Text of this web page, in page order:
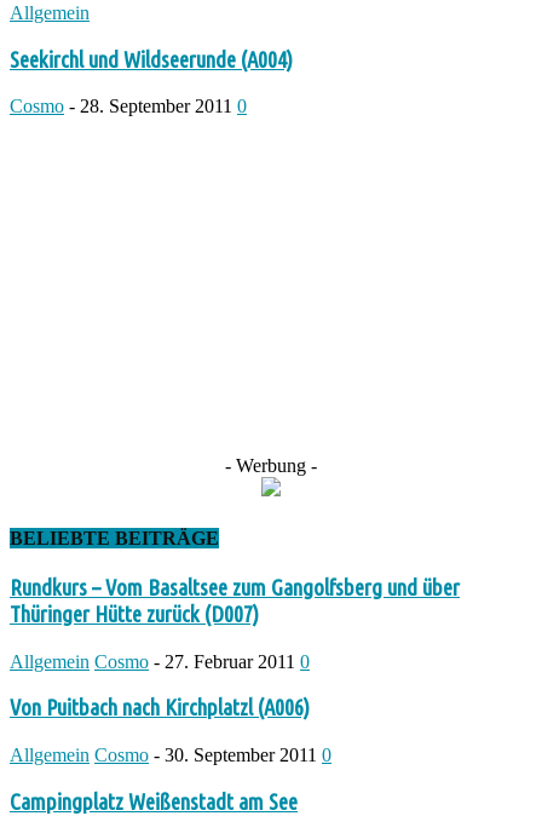
Allgemein
Seekirchl und Wildseerunde (A004)
Cosmo - 28. September 2011 0
- Werbung -
BELIEBTE BEITRÄGE
Rundkurs – Vom Basaltsee zum Gangolfsberg und über
Thüringer Hütte zurück (D007)
Allgemein Cosmo - 27. Februar 2011 0
Von Puitbach nach Kirchplatzl (A006)
Allgemein Cosmo - 30. September 2011 0
Campingplatz Weißenstadt am See